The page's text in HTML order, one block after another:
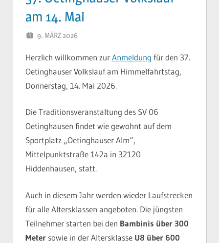
am 14. Mai
9. MÄRZ 2026
Herzlich willkommen zurAnmeldung für den 37.
Oetinghauser Volkslauf am Himmelfahrtstag,
Donnerstag, 14. Mai 2026.
Die Traditionsveranstaltung des SV 06
Oetinghausen findet wie gewohnt auf dem
Sportplatz „Oetinghauser Alm“,
Mittelpunktstraße 142a in 32120
Hiddenhausen, statt.
Auch in diesem Jahr werden wieder Laufstrecken
für alle Altersklassen angeboten. Die jüngsten
Teilnehmer starten bei den Bambinis über 300
Meter sowie in der Altersklasse U8 über 600